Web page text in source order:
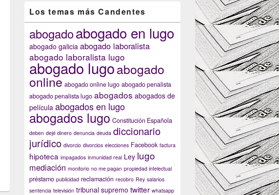
presunta infracción de las normas de tráfico?
Los temas más Candentes
abogadoabogado en lugo
abogado galicia abogado laboralista
abogado laboralista lugo
abogado lugoabogado
online abogado online lugo abogado penalista
abogado penalista lugo abogados abogados de
película abogados en lugo
abogados lugo Constitución Española
deben dejé dinero denuncia deuda diccionario
jurídico divorcio divorcios elecciones Facebook factura
hipoteca impagados inmunidad real Ley lugo
mediación monitorio no me pagan propiedad intelectual
préstamo publicidad reclamación recobro Rey salarios
sentencia televisión tribunal supremo twitter whatsapp